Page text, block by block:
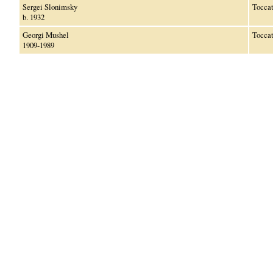
Sergei Slonimsky
b. 1932
Georgi Mushel
1909-1989